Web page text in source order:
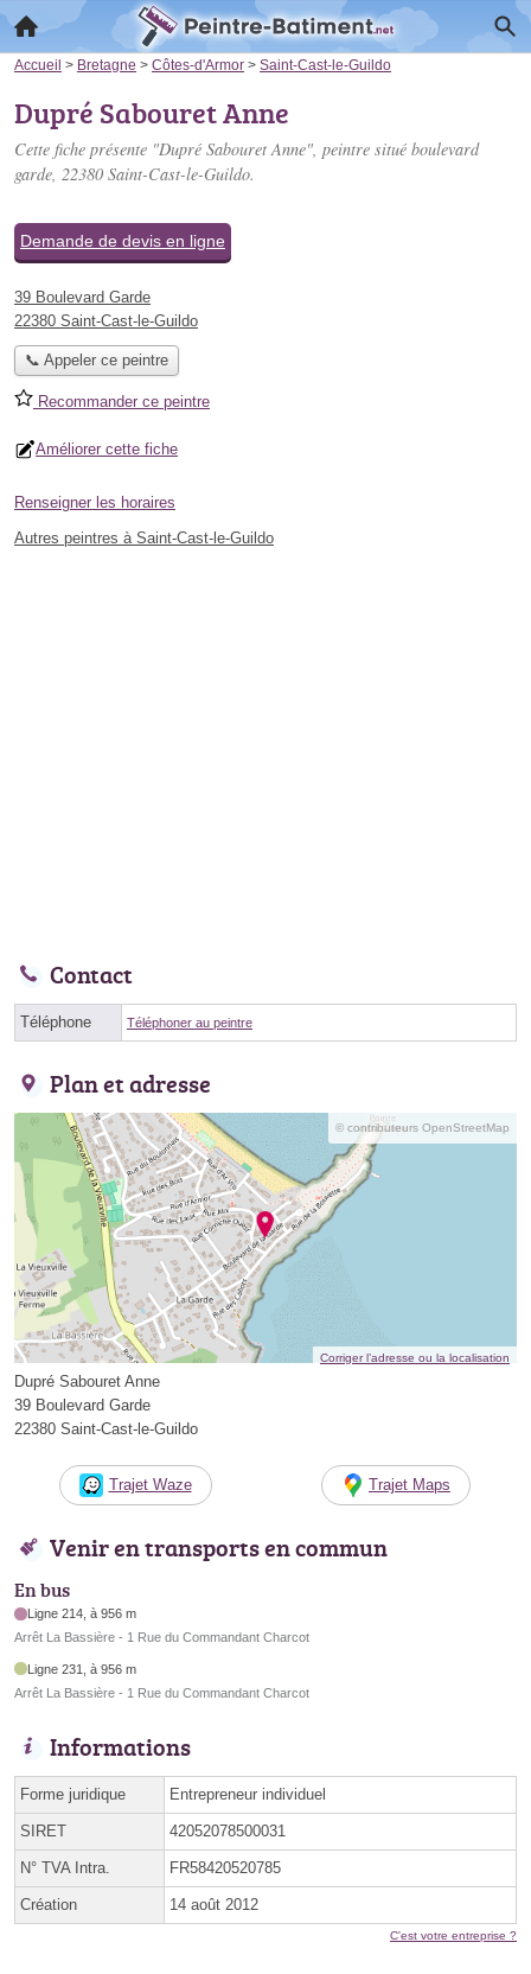
Accueil > Bretagne > Côtes-d'Armor > Saint-Cast-le-Guildo
Dupré Sabouret Anne
Cette fiche présente "Dupré Sabouret Anne", peintre situé boulevard
garde, 22380 Saint-Cast-le-Guildo.
Demande de devis en ligne
39 Boulevard Garde
22380 Saint-Cast-le-Guildo
📞 Appeler ce peintre
Recommander ce peintre
Améliorer cette fiche
Renseigner les horaires
Autres peintres à Saint-Cast-le-Guildo
Contact
Téléphone Téléphoner au peintre
Plan et adresse
© contributeurs OpenStreetMap
Corriger l’adresse ou la localisation
Dupré Sabouret Anne
39 Boulevard Garde
22380 Saint-Cast-le-Guildo
Trajet Waze Trajet Maps
Venir en transports en commun
En bus
Ligne 214, à 956 m
Arrêt La Bassière - 1 Rue du Commandant Charcot
Ligne 231, à 956 m
Arrêt La Bassière - 1 Rue du Commandant Charcot
Informations
Forme juridique Entrepreneur individuel
SIRET 42052078500031
N° TVA Intra. FR58420520785
Création 14 août 2012
C'est votre entreprise ?